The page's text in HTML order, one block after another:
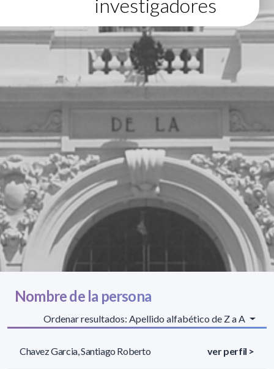
investigadores
Nombre de la persona
Ordenar resultados: Apellido alfabético de Z a A
Chavez Garcia, Santiago Roberto ver perfil >